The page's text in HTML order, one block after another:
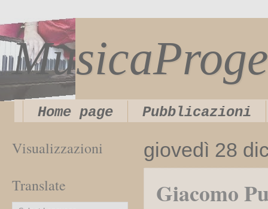
Home page Pubblicazioni
giovedì 28
Giacomo
Visualizzazioni
Translate